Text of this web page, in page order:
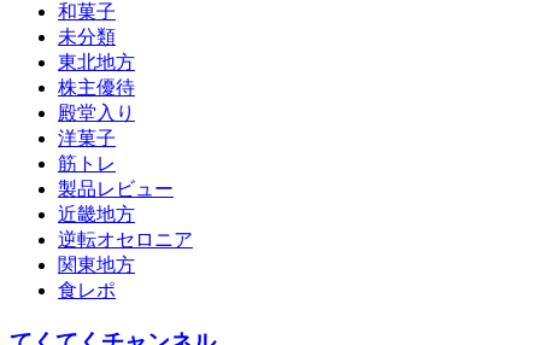
和菓子
未分類
東北地方
株主優待
殿堂入り
洋菓子
筋トレ
製品レビュー
近畿地方
逆転オセロニア
関東地方
食レポ